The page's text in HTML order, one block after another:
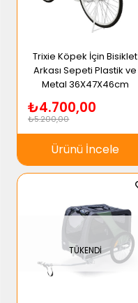
Trixie Köpek İçin Bisiklet
Arkası Sepeti Plastik ve
Metal 36X47X46cm
₺4.700,00
₺5.200,00
Ürünü İncele
TÜKENDI